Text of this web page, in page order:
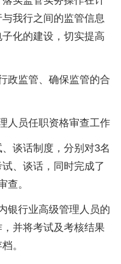
我行之间的监管信息
化的建设，切实提高
政监管、确保监管的合
人员任职资格审查工作
谈话制度，分别对3名
、谈话，同时完成了
查。
银行业高级管理人员的
并将考试及考核结果
。